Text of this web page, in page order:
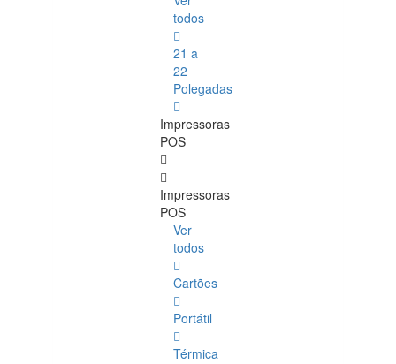
todos
21 a
22
Polegadas
Impressoras
POS
Impressoras
POS
Ver
todos
Cartões
Portátil
Térmica